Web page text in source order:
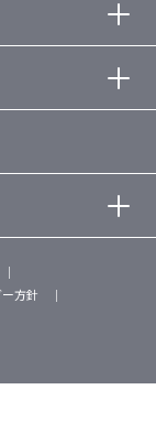
方針